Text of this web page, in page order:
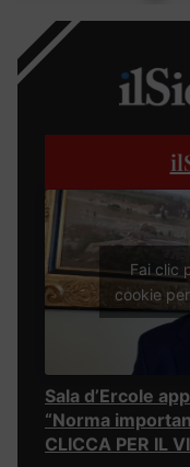
Fai clic
cookie
Sala d’Ercole
“Norma
CLICCA PER IL